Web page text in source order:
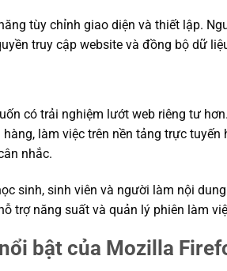
tùy chỉnh giao diện và thiết lập.
truy cập website và đồng bộ dữ
có trải nghiệm lướt web riêng tư
làm việc trên nền tảng trực
nhắc.
sinh, sinh viên và người làm nội
trợ năng suất và quản lý phiên làm
bật của Mozilla